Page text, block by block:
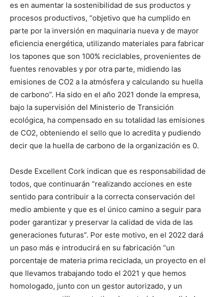
es en aumentar la sostenibilidad de sus productos y
procesos productivos, “objetivo que ha cumplido en
parte por la inversión en maquinaria nueva y de mayor
eficiencia energética, utilizando materiales para fabricar
los tapones que son 100% reciclables, provenientes de
fuentes renovables y por otra parte, midiendo las
emisiones de CO2 a la atmósfera y calculando su huella
de carbono”. Ha sido en el año 2021 donde la empresa,
bajo la supervisión del Ministerio de Transición
ecológica, ha compensado en su totalidad las emisiones
de CO2, obteniendo el sello que lo acredita y pudiendo
decir que la huella de carbono de la organización es 0.
Desde Excellent Cork indican que es responsabilidad de
todos, que continuarán “realizando acciones en este
sentido para contribuir a la correcta conservación del
medio ambiente y que es el único camino a seguir para
poder garantizar y preservar la calidad de vida de las
generaciones futuras”. Por este motivo, en el 2022 dará
un paso más e introducirá en su fabricación “un
porcentaje de materia prima reciclada, un proyecto en el
que llevamos trabajando todo el 2021 y que hemos
homologado, junto con un gestor autorizado, y un